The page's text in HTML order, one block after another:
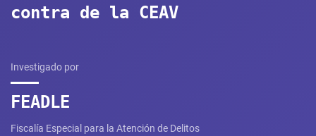
contra de la CEAV
Investigado por
FEADLE
Fiscalía Especial para la Atención de Delitos